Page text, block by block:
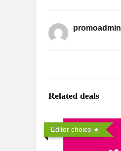
promoadmin
Related deals
Editor choice